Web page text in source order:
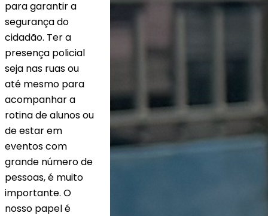
para garantir a
segurança do
cidadão. Ter a
presença policial
seja nas ruas ou
até mesmo para
acompanhar a
rotina de alunos ou
de estar em
eventos com
grande número de
pessoas, é muito
importante. O
nosso papel é